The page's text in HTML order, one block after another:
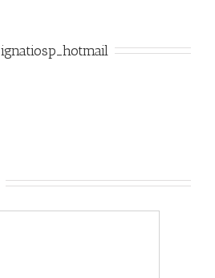
ignatiosp_hotmail